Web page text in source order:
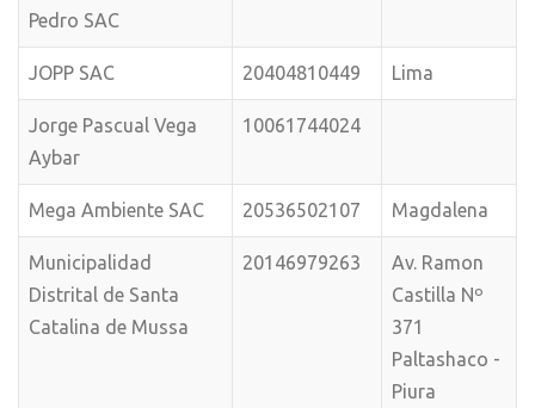
Pedro SAC
JOPP SAC 20404810449 Lima
Jorge Pascual Vega
Aybar
10061744024
Mega Ambiente SAC 20536502107 Magdalena
Municipalidad
Distrital de Santa
Catalina de Mussa
20146979263
Av. Ramon
Castilla Nº
371
Paltashaco -
Piura